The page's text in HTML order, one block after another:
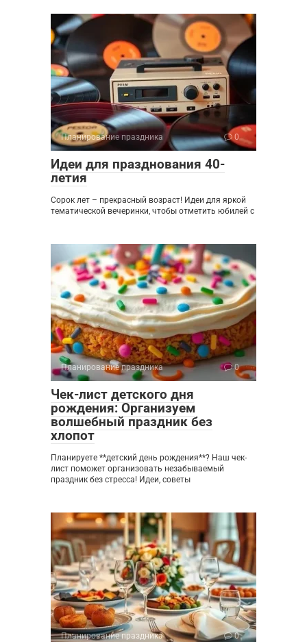
Планирование праздника 0
Идеи для празднования 40-
летия
Сорок лет – прекрасный возраст! Идеи для яркой
тематической вечеринки, чтобы отметить юбилей с
Планирование праздника 0
Чек-лист детского дня
рождения: Организуем
волшебный праздник без
хлопот
Планируете **детский день рождения**? Наш чек-
лист поможет организовать незабываемый
праздник без стресса! Идеи, советы
Планирование праздника 0